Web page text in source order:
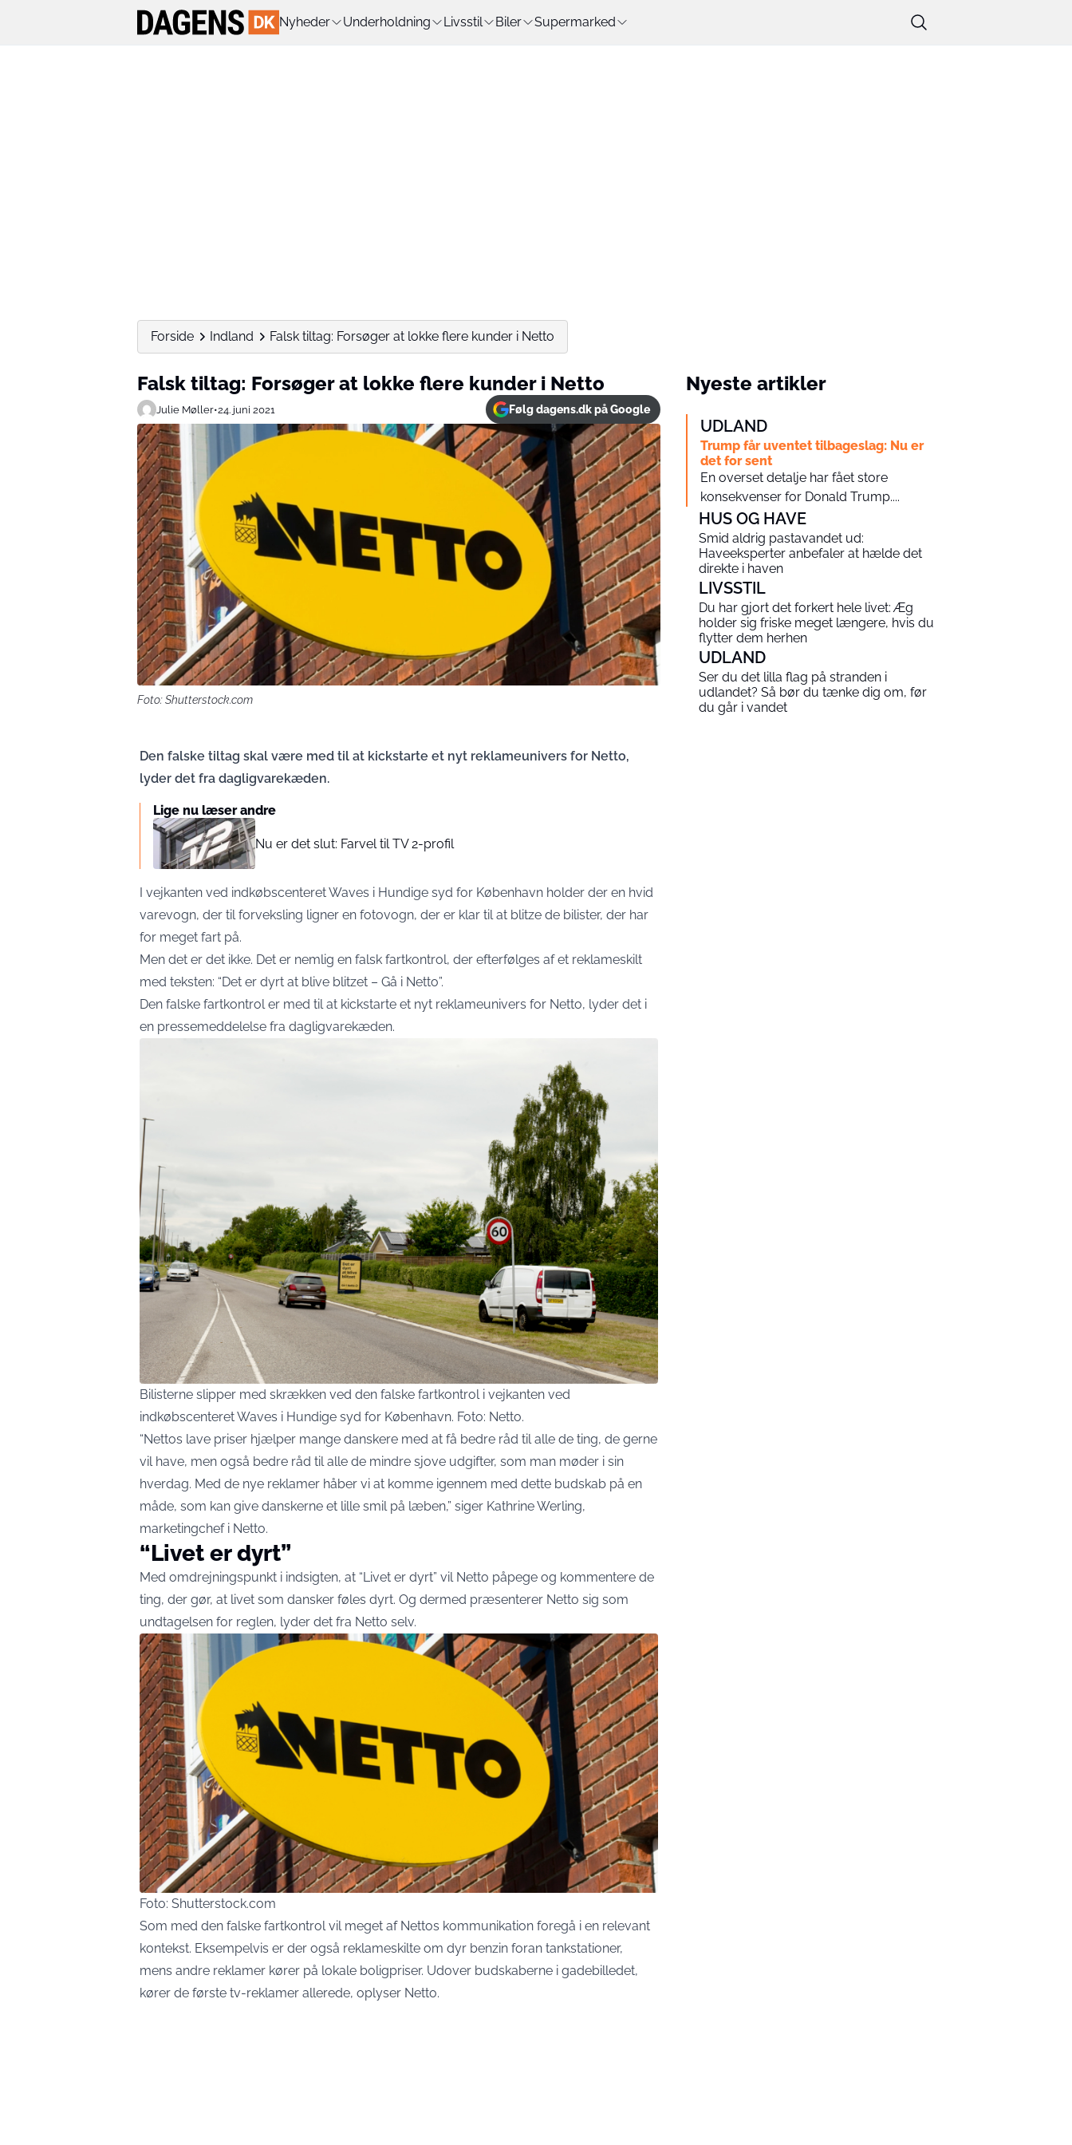
Nyheder Underholdning Livsstil Biler Supermarked
Forside Indland Falsk tiltag: Forsøger at lokke flere kunder i Netto
Falsk tiltag: Forsøger at lokke flere kunder i Netto
Julie Møller•24. juni 2021 Følg dagens.dk på Google
Foto: Shutterstock.com
Den falske tiltag skal være med til at kickstarte et nyt reklameunivers for Netto,
lyder det fra dagligvarekæden.
Lige nu læser andre
Nu er det slut: Farvel til TV 2-profil
I vejkanten ved indkøbscenteret Waves i Hundige syd for København holder der en hvid
varevogn, der til forveksling ligner en fotovogn, der er klar til at blitze de bilister, der har
for meget fart på.
Men det er det ikke. Det er nemlig en falsk fartkontrol, der efterfølges af et reklameskilt
med teksten: “Det er dyrt at blive blitzet – Gå i Netto”.
Den falske fartkontrol er med til at kickstarte et nyt reklameunivers for Netto, lyder det i
en pressemeddelelse fra dagligvarekæden.
Bilisterne slipper med skrækken ved den falske fartkontrol i vejkanten ved
indkøbscenteret Waves i Hundige syd for København. Foto: Netto.
“Nettos lave priser hjælper mange danskere med at få bedre råd til alle de ting, de gerne
vil have, men også bedre råd til alle de mindre sjove udgifter, som man møder i sin
hverdag. Med de nye reklamer håber vi at komme igennem med dette budskab på en
måde, som kan give danskerne et lille smil på læben,” siger Kathrine Werling,
marketingchef i Netto.
“Livet er dyrt”
Med omdrejningspunkt i indsigten, at “Livet er dyrt” vil Netto påpege og kommentere de
ting, der gør, at livet som dansker føles dyrt. Og dermed præsenterer Netto sig som
undtagelsen for reglen, lyder det fra Netto selv.
Foto: Shutterstock.com
Som med den falske fartkontrol vil meget af Nettos kommunikation foregå i en relevant
kontekst. Eksempelvis er der også reklameskilte om dyr benzin foran tankstationer,
mens andre reklamer kører på lokale boligpriser. Udover budskaberne i gadebilledet,
kører de første tv-reklamer allerede, oplyser Netto.
Nyeste artikler
UDLAND
Trump får uventet tilbageslag: Nu er
det for sent
En overset detalje har fået store
konsekvenser for Donald Trump....
HUS OG HAVE
Smid aldrig pastavandet ud:
Haveeksperter anbefaler at hælde det
direkte i haven
LIVSSTIL
Du har gjort det forkert hele livet: Æg
holder sig friske meget længere, hvis du
flytter dem herhen
UDLAND
Ser du det lilla flag på stranden i
udlandet? Så bør du tænke dig om, før
du går i vandet